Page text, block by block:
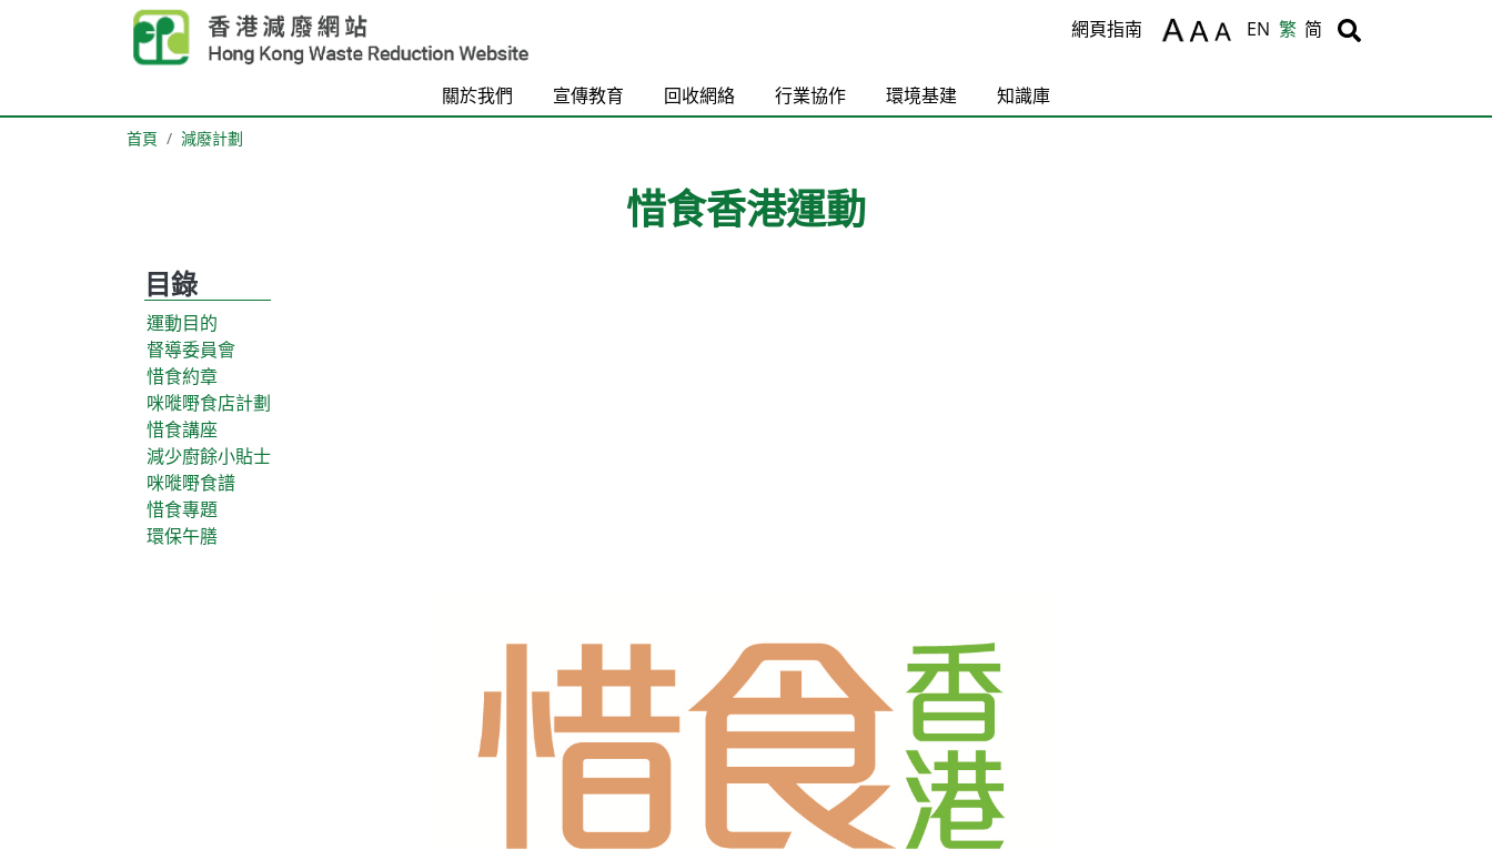
Skip to main content
Body
網頁指南 EN 繁 简 Body
關於我們 宣傳教育 回收網絡 行業協作 環境基建 知識庫
首頁 減廢計劃
惜食香港運動
Body
目錄
運動目的
督導委員會
惜食約章
咪嘥嘢食店計劃
惜食講座
減少廚餘小貼士
咪嘥嘢食譜
惜食專題
環保午膳